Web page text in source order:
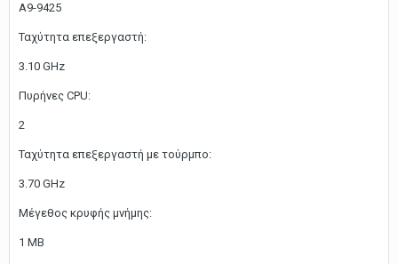
A9-9425
Ταχύτητα επεξεργαστή:
3.10 GHz
Πυρήνες CPU:
2
Ταχύτητα επεξεργαστή με τούρμπο:
3.70 GHz
Μέγεθος κρυφής μνήμης:
1 MB